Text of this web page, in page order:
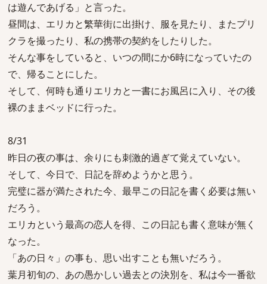
は遊んであげる」と言った。
昼間は、エリカと繁華街に出掛け、服を見たり、またプリ
クラを撮ったり、私の携帯の契約をしたりした。
そんな事をしていると、いつの間にか6時になっていたの
で、帰ることにした。
そして、何時も通りエリカと一書にお風呂に入り、その後
裸のままベッドに行った。
8/31
昨日の夜の事は、余りにも刺激的過ぎて覚えていない。
そして、今日で、日記を辞めようかと思う。
完璧に器が満たされた今、最早この日記を書く必要は無い
だろう。
エリカという最高の恋人を得、この日記も書く意味が無く
なった。
「あの日々」の事も、思い出すことも無いだろう。
葉月初旬の、あの愚かしい過去との決別を、私は今一番欲